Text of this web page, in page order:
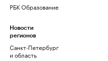
РБК Образование
Новости
регионов
Санкт-Петербург
и область